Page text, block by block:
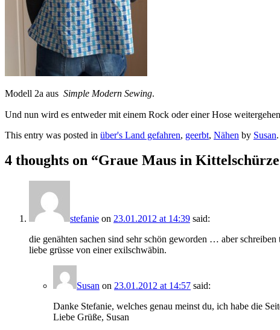
Modell 2a aus Simple Modern Sewing.
Und nun wird es entweder mit einem Rock oder einer Hose
This entry was posted in über's Land gefahren, geerbt, Nähen by Susan
4 thoughts on “Graue Maus in Kittelschürze
stefanie on 23.01.2012 at 14:39 said:
die genähten sachen sind sehr schön geworden … aber
liebe grüsse von einer exilschwäbin.
Susan on 23.01.2012 at 14:57 said:
Danke Stefanie, welches genau meinst du, ich habe die
Liebe Grüße, Susan